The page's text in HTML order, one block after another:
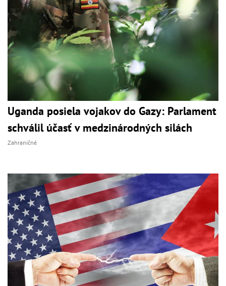
Uganda posiela vojakov do Gazy: Parlament
schválil účasť v medzinárodných silách
Zahraničné